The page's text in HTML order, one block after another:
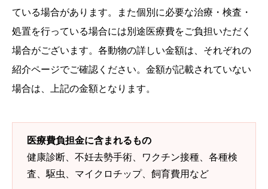
ている場合があります。また個別に必要な治療・検査・
処置を行っている場合には別途医療費をご負担いただく
場合がございます。各動物の詳しい金額は、それぞれの
紹介ページでご確認ください。金額が記載されていない
場合は、上記の金額となります。
医療費負担金に含まれるもの
健康診断、不妊去勢手術、ワクチン接種、各種検
査、駆虫、マイクロチップ、飼育費用など